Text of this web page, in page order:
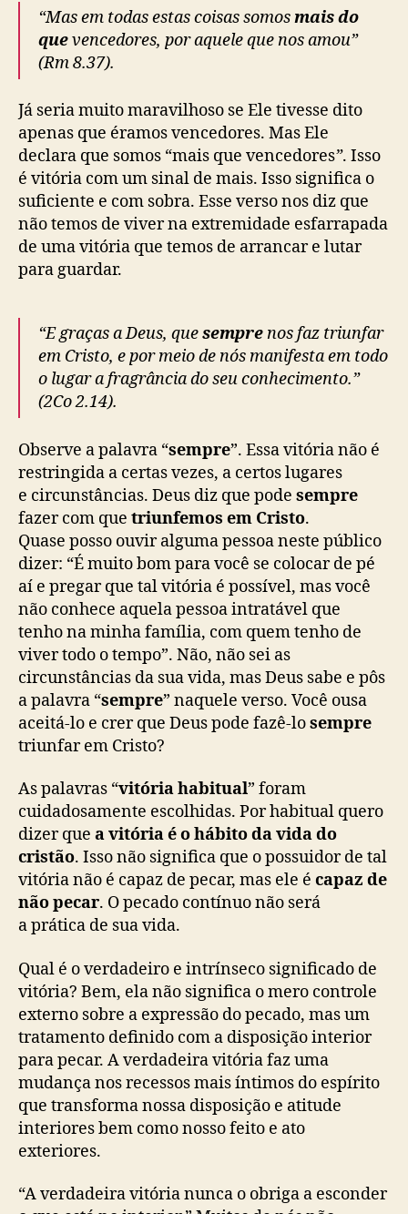
“Mas em todas estas coisas somosmais do
quevencedores, por aquele que nos amou”
(Rm 8.37).
Já seria muito maravilhoso se Ele tivesse dito
apenas que éramos vencedores. Mas Ele
declara que somos “mais que vencedores”. Isso
é vitória com um sinal de mais. Isso significa o
suficiente e com sobra. Esse verso nos diz que
não temos de viver na extremidade esfarrapada
de uma vitória que temos de arrancar e lutar
para guardar.
“E graças a Deus, quesemprenos faz triunfar
em Cristo, e por meio de nós manifesta em todo
o lugar a fragrância do seu conhecimento.”
(2Co 2.14).
Observe a palavra “sempre”. Essa vitória não é
restringida a certas vezes, a certos lugares
e circunstâncias. Deus diz que pode sempre
fazer com que triunfemos em Cristo.
Quase posso ouvir alguma pessoa neste público
dizer: “É muito bom para você se colocar de pé
aí e pregar que tal vitória é possível, mas você
não conhece aquela pessoa intratável que
tenho na minha família, com quem tenho de
viver todo o tempo”. Não, não sei as
circunstâncias da sua vida, mas Deus sabe e pôs
a palavra “sempre” naquele verso. Você ousa
aceitá-lo e crer que Deus pode fazê-losempre
triunfar em Cristo?
As palavras “vitória habitual” foram
cuidadosamente escolhidas. Por habitual quero
dizer que a vitória é o hábito da vida do
cristão. Isso não significa que o possuidor de tal
vitória não é capaz de pecar, mas ele é capaz de
não pecar. O pecado contínuo não será
a prática de sua vida.
Qual é o verdadeiro e intrínseco significado de
vitória? Bem, ela não significa o mero controle
externo sobre a expressão do pecado, mas um
tratamento definido com a disposição interior
para pecar. A verdadeira vitória faz uma
mudança nos recessos mais íntimos do espírito
que transforma nossa disposição e atitude
interiores bem como nosso feito e ato
exteriores.
“A verdadeira vitória nunca o obriga a esconder